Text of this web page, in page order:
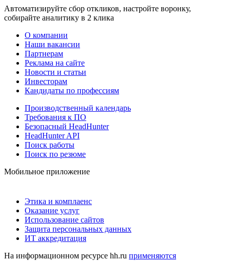
Автоматизируйте сбор откликов, настройте воронку,
собирайте аналитику в 2 клика
О компании
Наши вакансии
Партнерам
Реклама на сайте
Новости и статьи
Инвесторам
Кандидаты по профессиям
Производственный календарь
Требования к ПО
Безопасный HeadHunter
HeadHunter API
Поиск работы
Поиск по резюме
Мобильное приложение
Этика и комплаенс
Оказание услуг
Использование сайтов
Защита персональных данных
ИТ аккредитация
На информационном ресурсе hh.ru применяются